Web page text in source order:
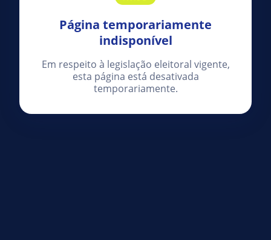
Página temporariamente
indisponível
Em respeito à legislação eleitoral vigente,
esta página está desativada
temporariamente.